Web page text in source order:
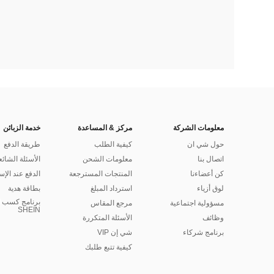
معلومات الشركة
حول شي ان
اتصال بنا
كن أعضاءنا
لوق أزياء
مسؤولية اجتماعية
وظائف
برنامج شركاء
مركز & المساعدة
كيفية الطلب
معلومات الشحن
المنتجات المسترجعة
استرداد المبلغ
مرجع المقاس
الأسئلة المتكررة
شي إن VIP
كيفية تتبع طلبك
خدمة الزبائن
طريقة الدفع
الأسئلة
الدفع عند
بطاقة هدية
برنامج كسب
SHEIN